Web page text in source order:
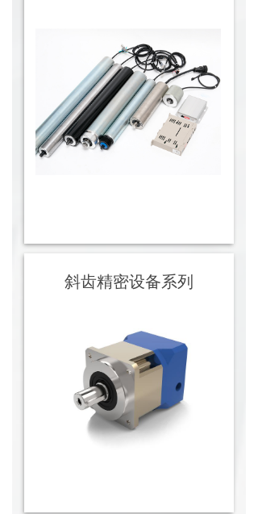
斜齿精密设备系列